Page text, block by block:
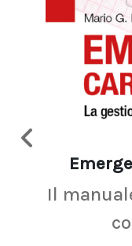
Il